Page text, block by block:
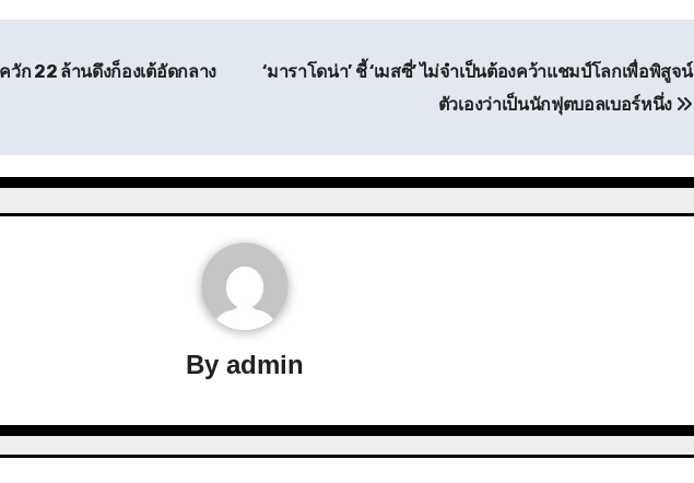
ก 22 ล้านดึงก็องเต้อัดกลาง
‘มาราโดน่า’ ชี้ ‘เมสซี่’ ไม่จำเป็นต้องคว้าแชมป์โลกเพื่อพิสูจน์
ตัวเองว่าเป็นนักฟุตบอลเบอร์หนึ่ง
Byadmin